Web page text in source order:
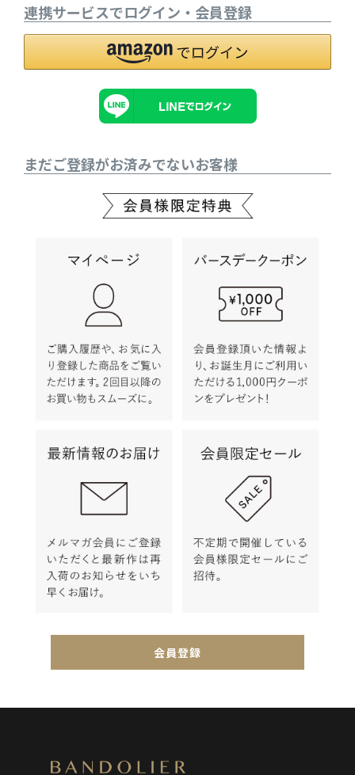
連携サービスでログイン・会員登録
まだご登録がお済みでないお客様
会員登録